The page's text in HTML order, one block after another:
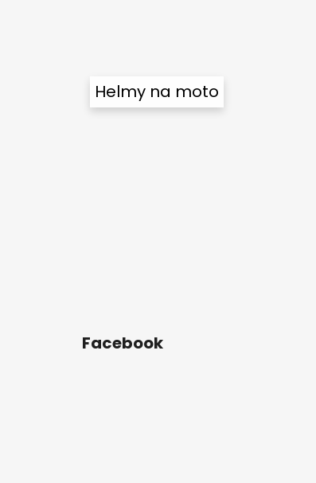
Helmy na moto
Facebook